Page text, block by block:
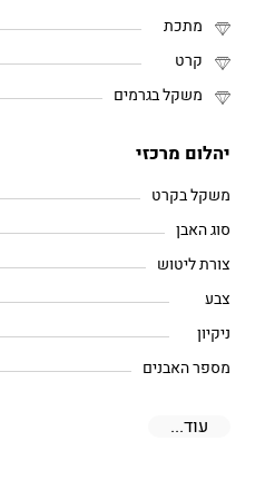
מתכת
קרט
משקל בגרמים
יהלום מרכזי
משקל בקרט
סוג האבן
צורת ליטוש
צבע
ניקיון
מספר האבנים
עוד...